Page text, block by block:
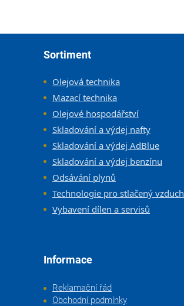
Sortiment
Olejová technika
Mazací technika
Olejové hospodářství
Skladování a výdej nafty
Skladování a výdej AdBlue
Skladování a výdej benzínu
Odsávání plynů
Technologie pro stlačený vzduch
Vybavení dílen a servisů
Informace
Reklamační řád
Obchodní podmínky